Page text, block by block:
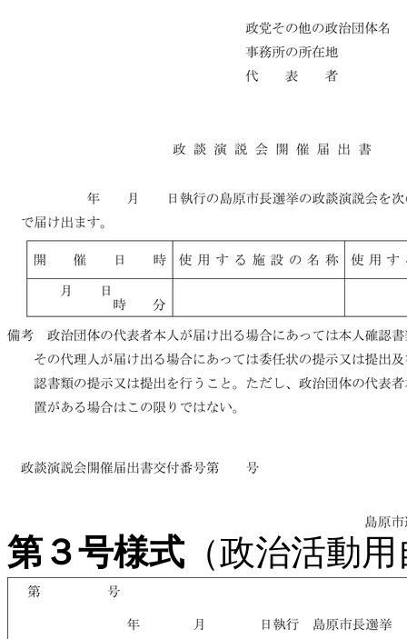
第３号様式（政治活動